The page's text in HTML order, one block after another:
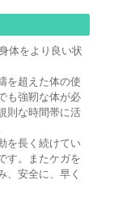
体をより良い状
を超えた体の使
も強靭な体が必
則な時間帯に活
を長く続けてい
す。またケガを
、安全に、早く